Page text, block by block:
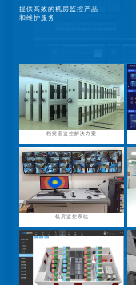
提供高效的机房监控产品
和维护服务
档案室监控解决方案
机房监控系统